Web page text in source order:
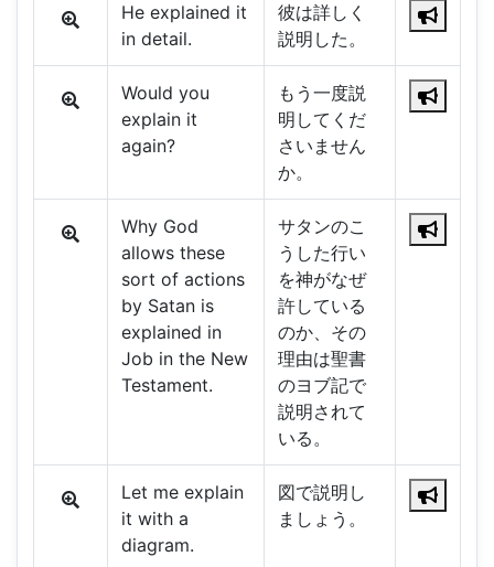
He explained it
in detail.
彼は詳しく
説明した。
Would you
explain it
again?
もう一度説
明してくだ
さいません
か。
Why God
allows these
sort of actions
by Satan is
explained in
Job in the New
Testament.
サタンのこ
うした行い
を神がなぜ
許している
のか、その
理由は聖書
のヨブ記で
説明されて
いる。
Let me explain
it with a
diagram.
図で説明し
ましょう。